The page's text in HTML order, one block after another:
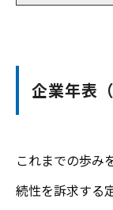
企業年表
これまでの歩み
続性を訴求する